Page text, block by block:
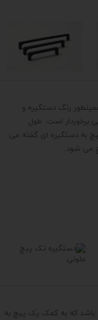
رنگ دستگیره و
برخوردار است. طول
به دستگیره ای گفته می
می شود.
باشد که به کمک یک پیچ به